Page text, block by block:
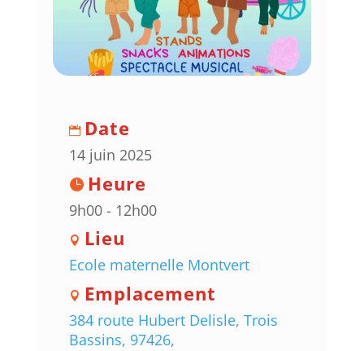
Date
14 juin 2025
Heure
9h00 - 12h00
Lieu
Ecole maternelle Montvert
Emplacement
384 route Hubert Delisle, Trois
Bassins, 97426,